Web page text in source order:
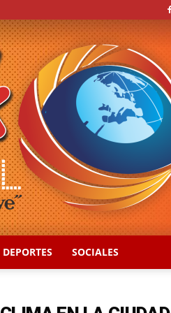
DEPORTES SOCIALES